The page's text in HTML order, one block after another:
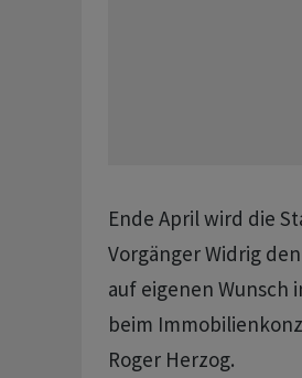
Ende April wird die
Vorgänger Widrig
auf eigenen Wunsch
beim
Roger Herzog.